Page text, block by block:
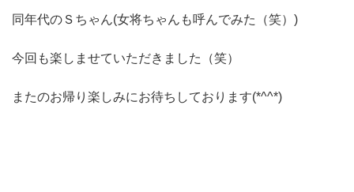
同年代のＳちゃん(女将ちゃんも呼んでみた（笑）)
今回も楽しませていただきました（笑）
またのお帰り楽しみにお待ちしております(*^^*)